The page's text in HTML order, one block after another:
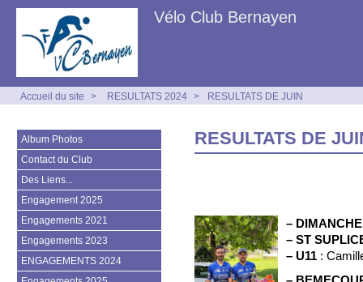
Vélo Club Bernayen
Accueil du site > RESULTATS 2024 > RESULTATS DE JUIN
RESULTATS DE
–
– ST
– U11 :
Album Photos
Contact du Club
Des Liens...
Engagement 2025
Engagements 2021
Engagements 2023
ENGAGEMENTS 2024